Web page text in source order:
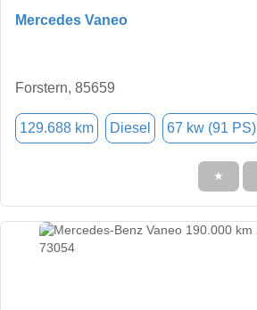
Mercedes Vaneo
Forstern, 85659
129.688 km Diesel 67 kw (91 PS)
★